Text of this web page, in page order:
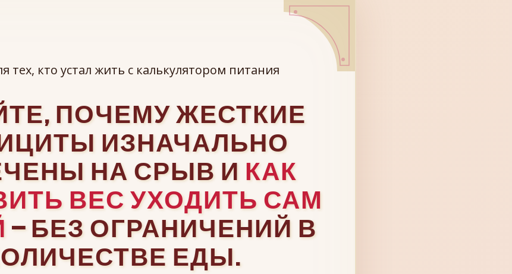
тех, кто устал жить с калькулятором питания
ПОЧЕМУ ЖЕСТКИЕ
ИЗНАЧАЛЬНО
НА СРЫВ И КАК
ВЕС УХОДИТЬ САМ
— БЕЗ ОГРАНИЧЕНИЙ В
ЕДЫ.